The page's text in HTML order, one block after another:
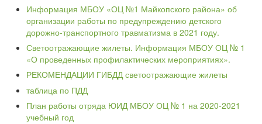
Информация МБОУ «ОЦ №1 Майкопского района» об
организации работы по предупреждению детского
дорожно-транспортного травматизма в 2021 году.
Светоотражающие жилеты. Информация МБОУ ОЦ № 1
«О проведенных профилактических мероприятиях».
РЕКОМЕНДАЦИИ ГИБДД светоотражающие жилеты
таблица по ПДД
План работы отряда ЮИД МБОУ ОЦ № 1 на 2020-2021
учебный год